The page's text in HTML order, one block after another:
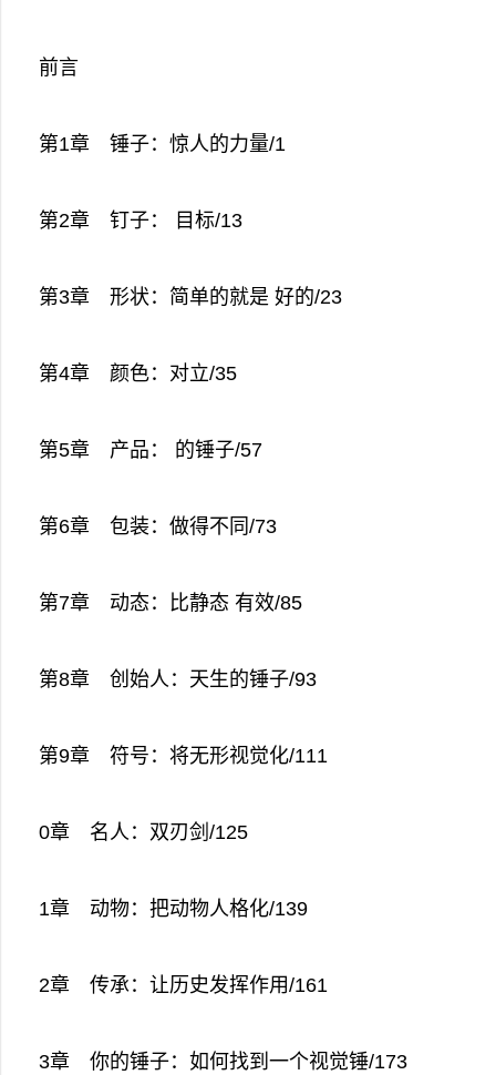
前言
第1章 锤子：惊人的力量/1
第2章 钉子： 目标/13
第3章 形状：简单的就是 好的/23
第4章 颜色：对立/35
第5章 产品： 的锤子/57
第6章 包装：做得不同/73
第7章 动态：比静态 有效/85
第8章 创始人：天生的锤子/93
第9章 符号：将无形视觉化/111
0章 名人：双刃剑/125
1章 动物：把动物人格化/139
2章 传承：让历史发挥作用/161
3章 你的锤子：如何找到一个视觉锤/173